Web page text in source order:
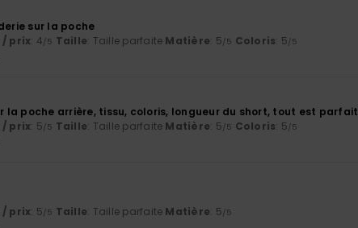
sur la poche
prix: 4/5 Taille: Taille parfaite Matière: 5/5 Coloris: 5/5
la poche arrière, tissu, coloris, longueur du short, tout est parfait
prix: 5/5 Taille: Taille parfaite Matière: 5/5 Coloris: 5/5
prix: 5/5 Taille: Taille parfaite Matière: 5/5